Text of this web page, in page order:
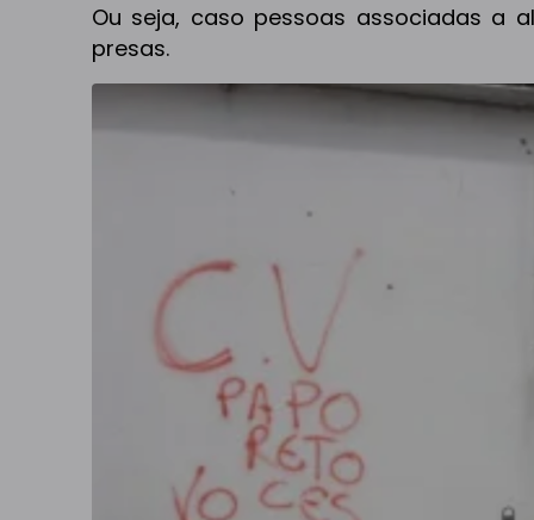
Ou seja, caso pessoas associadas a
presas.